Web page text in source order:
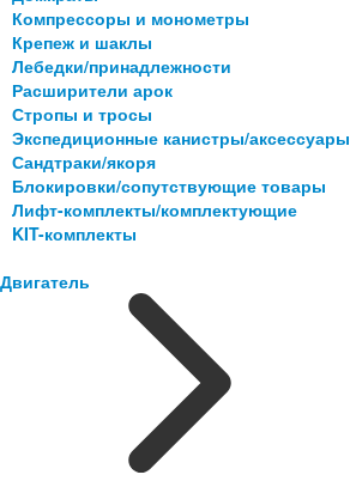
Компрессоры и монометры
Крепеж и шаклы
Лебедки/принадлежности
Расширители арок
Стропы и тросы
Экспедиционные канистры/аксессуары
Сандтраки/якоря
Блокировки/сопутствующие товары
Лифт-комплекты/комплектующие
KIT-комплекты
Двигатель